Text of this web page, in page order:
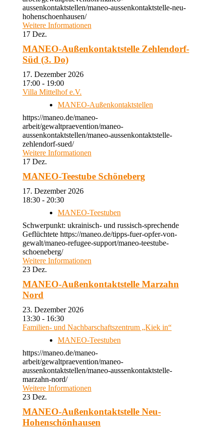
aussenkontaktstellen/maneo-aussenkontaktstelle-neu-
hohenschoenhausen/
Weitere Informationen
17 Dez.
MANEO-Außenkontaktstelle Zehlendorf-
Süd (3. Do)
17. Dezember 2026
17:00 - 19:00
Villa Mittelhof e.V.
MANEO-Außenkontaktstellen
https://maneo.de/maneo-
arbeit/gewaltpraevention/maneo-
aussenkontaktstellen/maneo-aussenkontaktstelle-
zehlendorf-sued/
Weitere Informationen
17 Dez.
MANEO-Teestube Schöneberg
17. Dezember 2026
18:30 - 20:30
MANEO-Teestuben
Schwerpunkt: ukrainisch- und russisch-sprechende
Geflüchtete https://maneo.de/tipps-fuer-opfer-von-
gewalt/maneo-refugee-support/maneo-teestube-
schoeneberg/
Weitere Informationen
23 Dez.
MANEO-Außenkontaktstelle Marzahn
Nord
23. Dezember 2026
13:30 - 16:30
Familien- und Nachbarschaftszentrum „Kiek in“
MANEO-Teestuben
https://maneo.de/maneo-
arbeit/gewaltpraevention/maneo-
aussenkontaktstellen/maneo-aussenkontaktstelle-
marzahn-nord/
Weitere Informationen
23 Dez.
MANEO-Außenkontaktstelle Neu-
Hohenschönhausen